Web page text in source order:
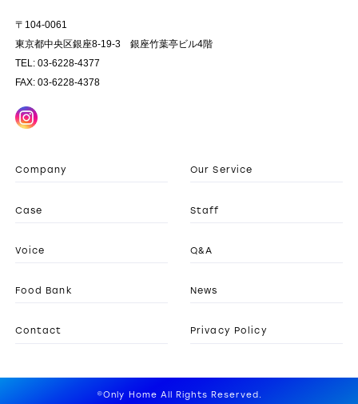
〒104-0061
東京都中央区銀座8-19-3 銀座竹葉亭ビル4階
TEL: 03-6228-4377
FAX: 03-6228-4378
Company Our Service
Case Staff
Voice Q&A
Food Bank News
Contact Privacy Policy
©Only Home All Rights Reserved.